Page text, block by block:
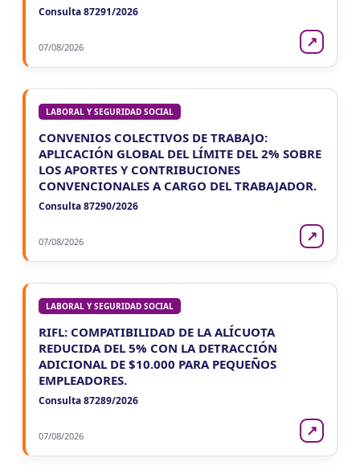
Consulta 87291/2026
07/08/2026 ↗
LABORAL Y SEGURIDAD SOCIAL
CONVENIOS COLECTIVOS DE TRABAJO:
APLICACIÓN GLOBAL DEL LÍMITE DEL 2% SOBRE
LOS APORTES Y CONTRIBUCIONES
CONVENCIONALES A CARGO DEL TRABAJADOR.
Consulta 87290/2026
07/08/2026 ↗
LABORAL Y SEGURIDAD SOCIAL
RIFL: COMPATIBILIDAD DE LA ALÍCUOTA
REDUCIDA DEL 5% CON LA DETRACCIÓN
ADICIONAL DE $10.000 PARA PEQUEÑOS
EMPLEADORES.
Consulta 87289/2026
07/08/2026 ↗